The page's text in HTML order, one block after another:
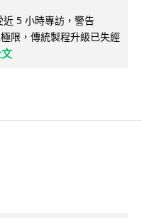
5 小時專訪，警告
限，傳統製程升級已失經